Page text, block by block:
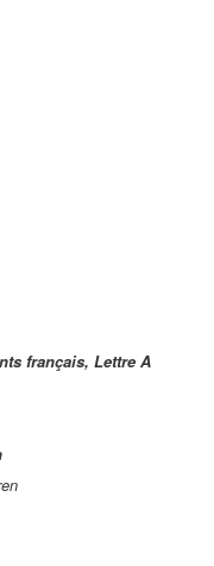
français, Lettre A